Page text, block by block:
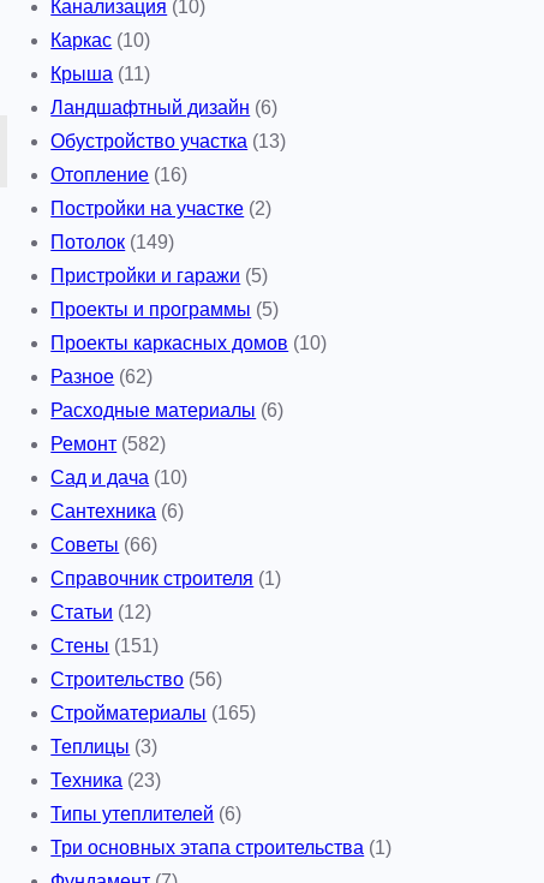
Канализация (10)
Каркас (10)
Крыша (11)
Ландшафтный дизайн (6)
Обустройство участка (13)
Отопление (16)
Постройки на участке (2)
Потолок (149)
Пристройки и гаражи (5)
Проекты и программы (5)
Проекты каркасных домов (10)
Разное (62)
Расходные материалы (6)
Ремонт (582)
Сад и дача (10)
Сантехника (6)
Советы (66)
Справочник строителя (1)
Статьи (12)
Стены (151)
Строительство (56)
Стройматериалы (165)
Теплицы (3)
Техника (23)
Типы утеплителей (6)
Три основных этапа строительства (1)